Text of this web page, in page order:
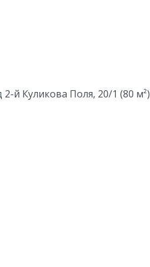
й Куликова Поля, 20/1 (80 м²)